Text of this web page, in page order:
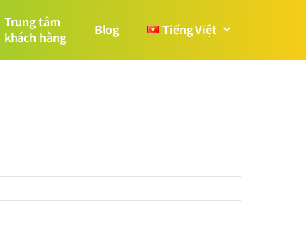
Trung tâm
khách hàng
Blog Tiếng Việt